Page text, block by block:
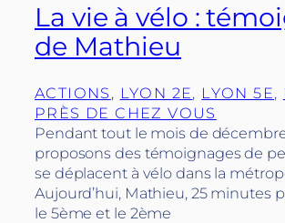
La vie à vélo :
de Mathieu
ACTIONS , LYON 2E, LYON 5E,
PRÈS DE CHEZ VOUS
Pendant tout le mois de
proposons des témoignages de
se déplacent à vélo dans la
Aujourd’hui, Mathieu, 25 minutes
le 5ème et le 2ème